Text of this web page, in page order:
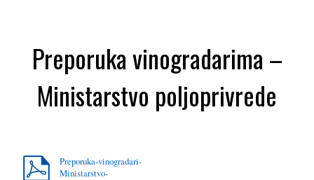
Preporuka vinogradarima –
Ministarstvo poljoprivrede
Preporuka-vinogradari-
Ministarstvo-